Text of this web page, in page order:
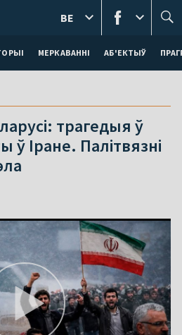
МЕРКАВАННI АБ'ЕКТЫЎ
BE
трагедыя ў
ў Іране. Палітвязні